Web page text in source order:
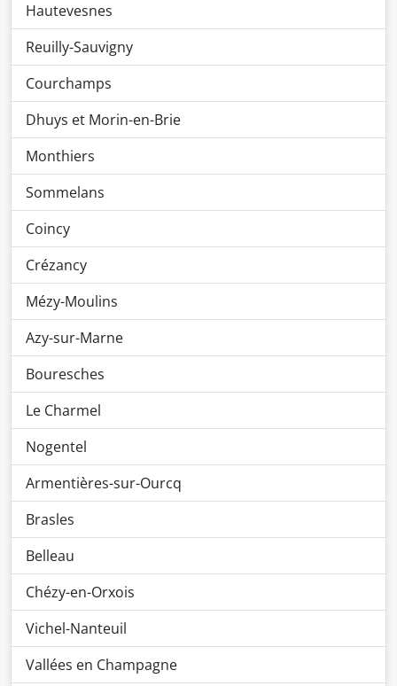
Hautevesnes
Reuilly-Sauvigny
Courchamps
Dhuys et Morin-en-Brie
Monthiers
Sommelans
Coincy
Crézancy
Mézy-Moulins
Azy-sur-Marne
Bouresches
Le Charmel
Nogentel
Armentières-sur-Ourcq
Brasles
Belleau
Chézy-en-Orxois
Vichel-Nanteuil
Vallées en Champagne